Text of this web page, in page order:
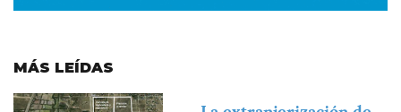
MÁS LEÍDAS
Imagen